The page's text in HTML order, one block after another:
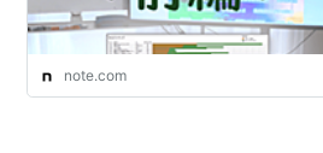
note.com